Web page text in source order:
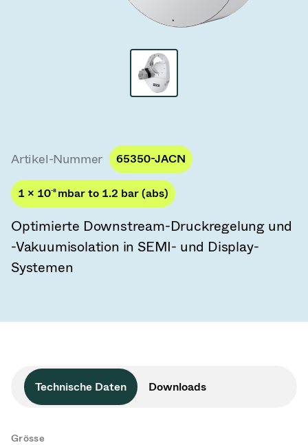
Vakuum-Transferventile
Vakuum-Mehrventilbaugruppen
ITER Vakuumventilkatalog
Vakuumventil-Technologie
Artikel-Nummer 65350-JACN
1 × 10-8 mbar to 1.2 bar (abs)
Optimierte Downstream-Druckregelung und
-Vakuumisolation in SEMI- und Display-
Systemen
Technische Daten Downloads
Grösse